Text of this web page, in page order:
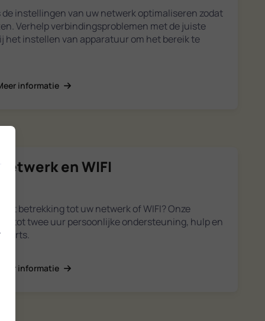
de instellingen van uw netwerk optimaliseren zodat
Verhelp verbindingsproblemen met de juiste
het instellen van apparatuur om het bereik te
informatie
en WIFI
betrekking tot uw netwerk of WIFI? Onze
tot twee uur persoonlijke ondersteuning, hulp en
Meer informatie